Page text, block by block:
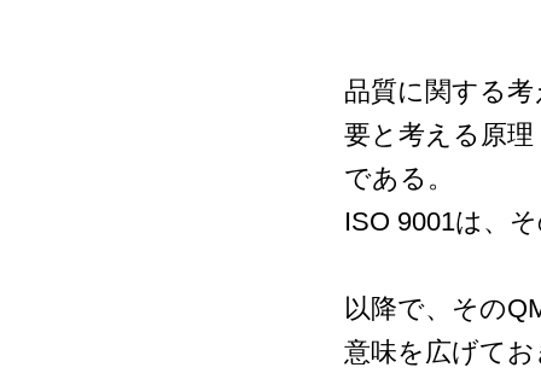
品質に関する
要と考える原
である。
ISO 9001は、
以降で、その
意味を広げて